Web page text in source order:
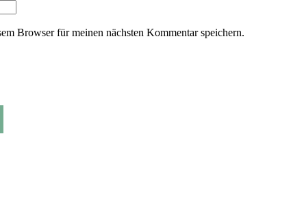
Browser für meinen nächsten Kommentar speichern.